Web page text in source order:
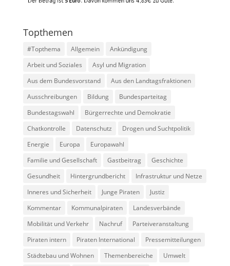
Topthemen
#Topthema Allgemein
Ankündigung
Arbeit und Soziales
Asyl und Migration
Aus dem Bundesvorstand
Aus den Landtagsfraktionen
Ausschreibungen
Bildung
Bundesparteitag
Bundestagswahl
Bürgerrechte und Demokratie
Chatkontrolle
Datenschutz
Drogen und Suchtpolitik
Energie
Europa
Europawahl
Familie und Gesellschaft
Gastbeitrag
Geschichte
Gesundheit
Hintergrundbericht
Infrastruktur und Netze
Inneres und Sicherheit
Junge Piraten
Justiz
Kommentar
Kommunalpiraten
Landesverbände
Mobilität und Verkehr
Nachruf
Parteiveranstaltung
Piraten intern
Piraten International
Pressemitteilungen
Städtebau und Wohnen
Themenbereiche
Umwelt